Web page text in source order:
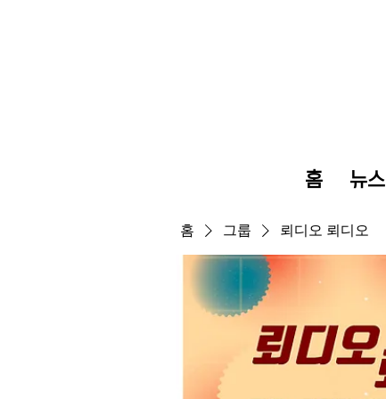
홈 뉴스
홈 그룹 뢰디오 뢰디오